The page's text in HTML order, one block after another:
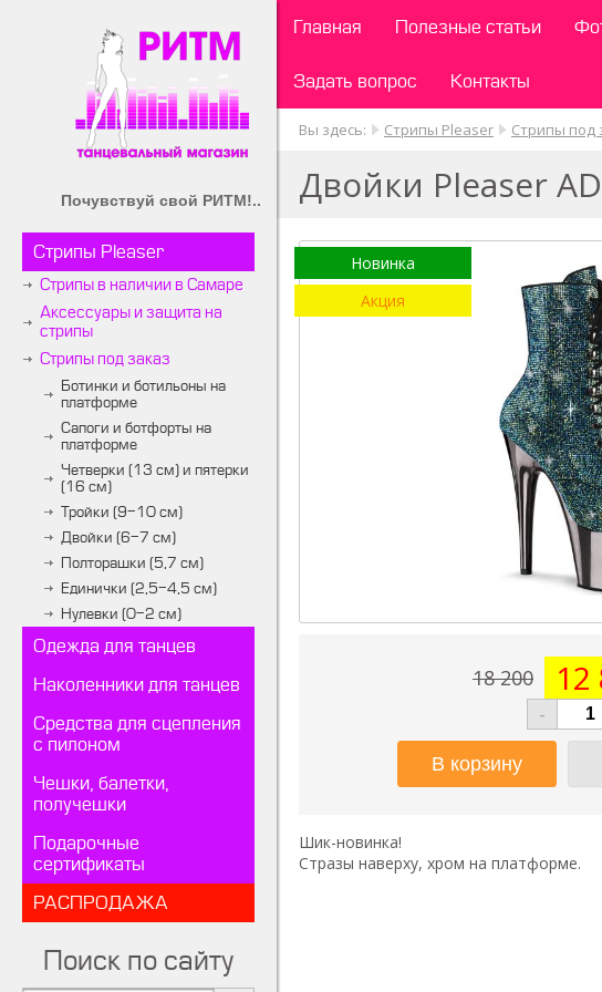
Почувствуй свой РИТМ!..
Стрипы Pleaser
Стрипы в наличии в Самаре
Аксессуары и защита на
стрипы
Стрипы под заказ
Ботинки и ботильоны на
платформе
Сапоги и ботфорты на
платформе
Четверки (13 см) и пятерки
(16 см)
Тройки (9-10 см)
Двойки (6-7 см)
Полторашки (5,7 см)
Единички (2,5-4,5 см)
Нулевки (0-2 см)
Одежда для танцев
Наколенники для танцев
Средства для сцепления
с пилоном
Чешки, балетки,
получешки
Подарочные
сертификаты
РАСПРОДАЖА
Поиск по сайту
Главная Полезные статьи
Задать вопрос Контакты
Вы здесь: Стрипы Pleaser Стрипы под
Двойки Pleaser
Новинка
Акция
18 200 12
-
Шик-новинка!
Стразы наверху, хром на платформе.